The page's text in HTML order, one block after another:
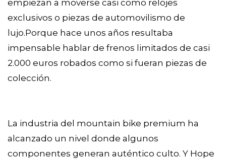
empiezan a moverse casi como relojes
exclusivos o piezas de automovilismo de
lujo.Porque hace unos años resultaba
impensable hablar de frenos limitados de casi
2.000 euros robados como si fueran piezas de
colección.
La industria del mountain bike premium ha
alcanzado un nivel donde algunos
componentes generan auténtico culto. Y Hope